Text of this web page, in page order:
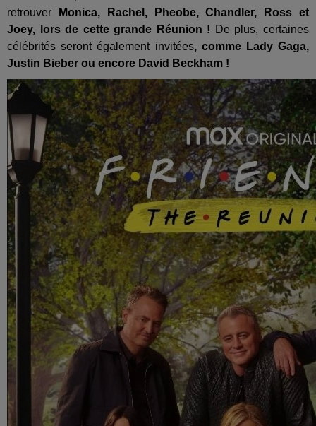
retrouver
Monica, Rachel, Pheobe, Chandler, Ross et
Joey, lors de cette grande Réunion !
De plus, certaines
célébrités seront également invitées, comme Lady Gaga,
Justin Bieber ou encore David Beckham !